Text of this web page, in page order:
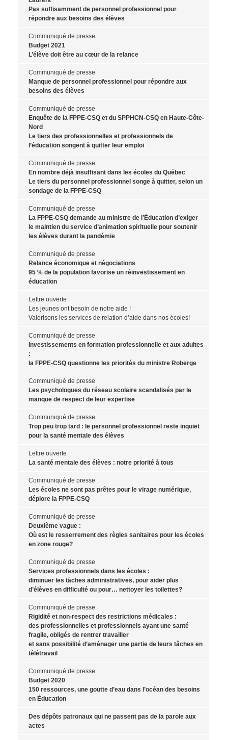
Pas suffisamment de personnel professionnel pour
répondre aux besoins des élèves
Communiqué de presse
Budget 2021
L’élève doit être au cœur de la relance
Communiqué de presse
Manque de personnel professionnel pour répondre aux
besoins des élèves
Communiqué de presse
Enquête de la FPPE-CSQ et du SPPHCN-CSQ en Haute-Côte-
Nord
Le tiers des professionnelles et professionnels de
l’éducation songent à quitter leur emploi
Communiqué de presse
En nombre déjà insuffisant dans les écoles du Québec
Le tiers du personnel professionnel songe à quitter, selon un
sondage de la FPPE-CSQ
Communiqué de presse
La FPPE-CSQ demande au ministre de l’Éducation d’exiger
le maintien du service d’animation spirituelle pour soutenir
les élèves durant la pandémie
Communiqué de presse
Relance économique et négociations
95 % de la population favorise un réinvestissement en
éducation
Lettre ouverte
Les jeunes ont besoin de notre aide !
Valorisons les services de relation d’aide dans nos écoles!
Communiqué de presse
Investissements en formation professionnelle et aux adultes
:
la FPPE-CSQ questionne les priorités du ministre Roberge
Communiqué de presse
Les psychologues du réseau scolaire scandalisés par le
manque de respect de leur expertise
Communiqué de presse
Trop peu trop tard : le personnel professionnel reste inquiet
pour la santé mentale des élèves
Lettre ouverte
La santé mentale des élèves : notre priorité à tous
Communiqué de presse
Les écoles ne sont pas prêtes pour le virage numérique,
déplore la FPPE-CSQ
Communiqué de presse
Deuxième vague :
Où est le resserrement des règles sanitaires pour les écoles
en zone rouge?
Communiqué de presse
Services professionnels dans les écoles :
diminuer les tâches administratives, pour aider plus
d’élèves en difficulté ou pour… nettoyer les toilettes?
Communiqué de presse
Rigidité et non-respect des restrictions médicales :
des professionnelles et professionnels ayant une santé
fragile, obligés de rentrer travailler
et sans possibilité d’aménager une partie de leurs tâches en
télétravail
Communiqué de presse
Budget 2020
150 ressources, une goutte d’eau dans l’océan des besoins
en Éducation
Des dépôts patronaux qui ne passent pas de la parole aux
actes